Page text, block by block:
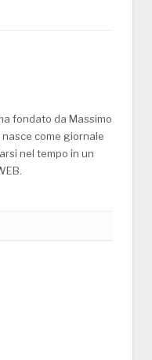
fondato da Massimo
come giornale
nel tempo in un